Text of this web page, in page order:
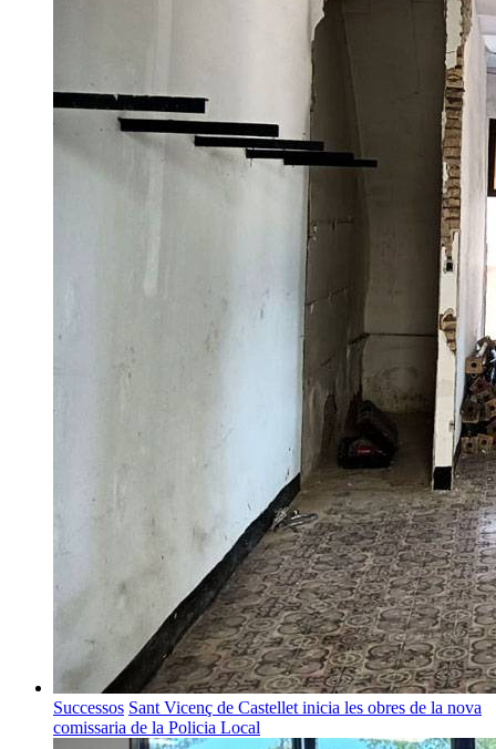
Successos Sant Vicenç de Castellet inicia les obres de la nova
comissaria de la Policia Local